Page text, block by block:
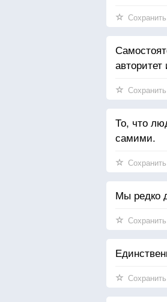
Сохранить
Сохранить
То, что
самими.
Сохранить
Мы редко
Сохранить
Сохранить